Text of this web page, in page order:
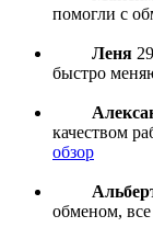
помогли с
Леня
быстро
качеством
обзор
обменом,